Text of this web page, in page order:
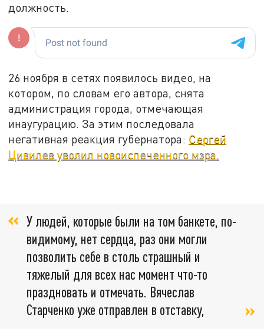
должность.
26 ноября в сетях появилось видео, на
котором, по словам его автора, снята
администрация города, отмечающая
инаугурацию. За этим последовала
негативная реакция губернатора: Сергей
Цивилев уволил новоиспеченного мэра.
У людей, которые были на том банкете, по-
видимому, нет сердца, раз они могли
позволить себе в столь страшный и
тяжелый для всех нас момент что-то
праздновать и отмечать. Вячеслав
Старченко уже отправлен в отставку,